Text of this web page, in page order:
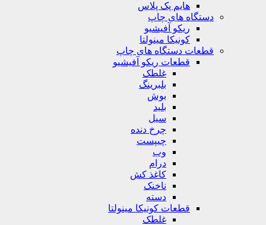
هایم پک پلاس
دستگاه های چاپ
ریکو آفیشیو
کونیکا مینولتا
قطعات دستگاه های چاپ
قطعات ریکو آفیشیو
غلطک
بلبرینگ
بوش
بلید
سیل
چرخ دنده
چیپست
وب
درام
کاغذ کش
ناخنک
دسته
قطعات کونیکا مینولتا
غلطک